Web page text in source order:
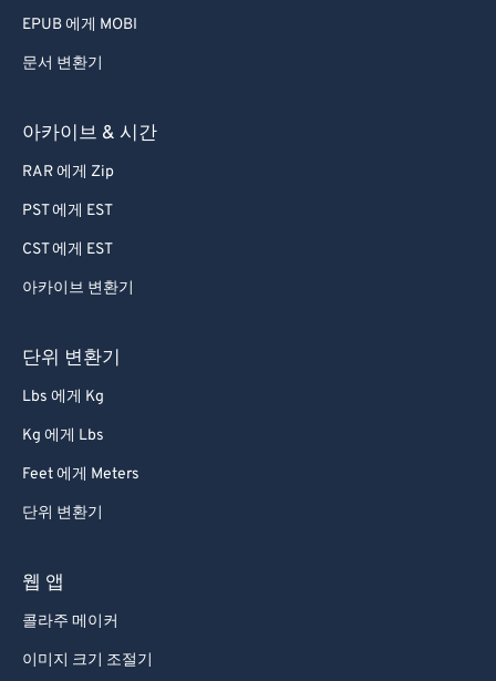
EPUB 에게 MOBI
문서 변환기
아카이브 & 시간
RAR 에게 Zip
PST 에게 EST
CST 에게 EST
아카이브 변환기
단위 변환기
Lbs 에게 Kg
Kg 에게 Lbs
Feet 에게 Meters
단위 변환기
웹 앱
콜라주 메이커
이미지 크기 조절기